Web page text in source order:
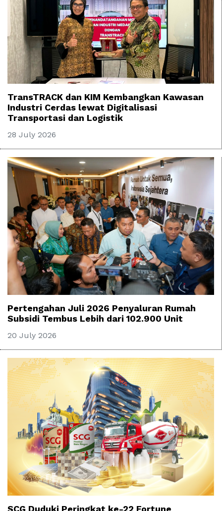
TransTRACK dan KIM Kembangkan Kawasan
Industri Cerdas lewat Digitalisasi
Transportasi dan Logistik
28 July 2026
Pertengahan Juli 2026 Penyaluran Rumah
Subsidi Tembus Lebih dari 102.900 Unit
20 July 2026
SCG Duduki Peringkat ke-22 Fortune